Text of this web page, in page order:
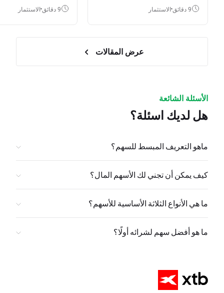
9 دقائق الاستثمار 9 دقائق الاستثمار
عرض المقالات
الأسئلة الشائعة
هل لديك اسئلة؟
ماهو التعريف المبسط للسهم؟
كيف يمكن أن تجني لك الأسهم المال؟
ما هي الأنواع الثلاثة الأساسية للأسهم؟
ما هو أفضل سهم لشرائه أولًا؟